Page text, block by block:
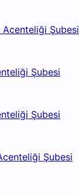
Şubesi
Şubesi
Şubesi
Şubesi